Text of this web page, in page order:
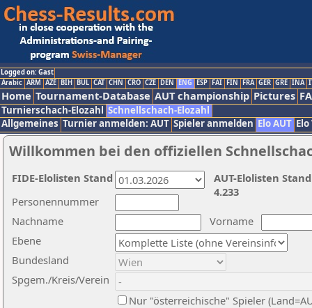
Logged on: Gast
Arabic ARM AZE BIH BUL CAT CHN CRO CZE DEN ENG ESP FAI FIN FRA GER GRE INA
Home Tournament-Database AUT championship Pictures
Turnierschach-Elozahl Schnellschach-Elozahl
Allgemeines Turnier anmelden: AUT Spieler anmelden Elo AUT
Willkommen bei den offiziellen
Nachname
Vorname
Ebene
Personennummer
Bundesland
Spgem./Kreis/Verein
Nur "österreichische" Spieler
AUT-Elolisten
4.233
FIDE-Elolisten Stand